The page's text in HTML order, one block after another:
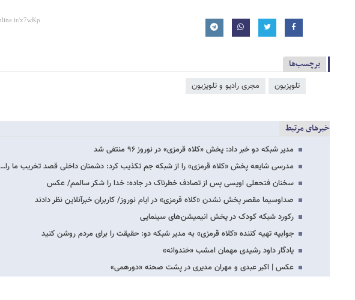
برچسب‌ها
تلویزیون مجری رادیو و تلویزیون
خبرهای مرتبط
مدیر شبکه دو خبر داد: پخش «کلاه قرمزی» در نوروز ۹۶ منتفی شد
مدرسی شایعه پخش «کلاه قرمزی» را از شبکه جم تکذیب کرد: دشمنان داخلی قصد تخریب ما را…
سخنان فتحعلی اویسی پس از تصادف خطرناک در جاده: خدا را شکر سالمم/ عکس
صدا‌وسیما مقصر پخش نشدن «کلاه قرمزی» در ایام نوروز/ کاربران خبرآنلاین نظر دادند
رکورد شبکه کودک در پخش انیمیشن‌های سینمایی
جوابیه تهیه کننده «کلاه قرمزی» به مدیر شبکه دو: حقیقت را برای مردم روشن کنید
یادگار داود رشیدی مهمان امشب «خندوانه»
عکس | اکبر عبدی و مهران مدیری در پشت صحنه «دورهمی»